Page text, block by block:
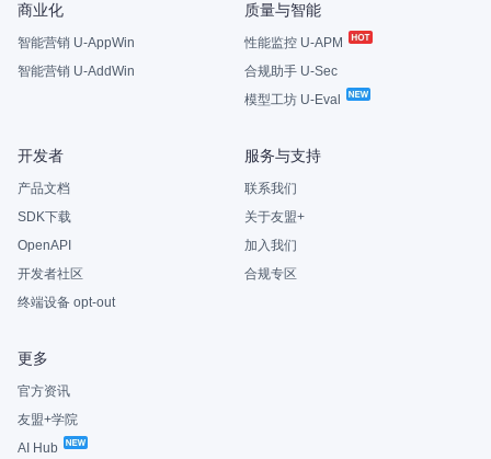
商业化
智能营销 U-AppWin
智能营销 U-AddWin
质量与智能
性能监控 U-APM
合规助手 U-Sec
模型工坊 U-Eval
开发者
产品文档
SDK下载
OpenAPI
开发者社区
终端设备 opt-out
服务与支持
联系我们
关于友盟+
加入我们
合规专区
更多
官方资讯
友盟+学院
AI Hub